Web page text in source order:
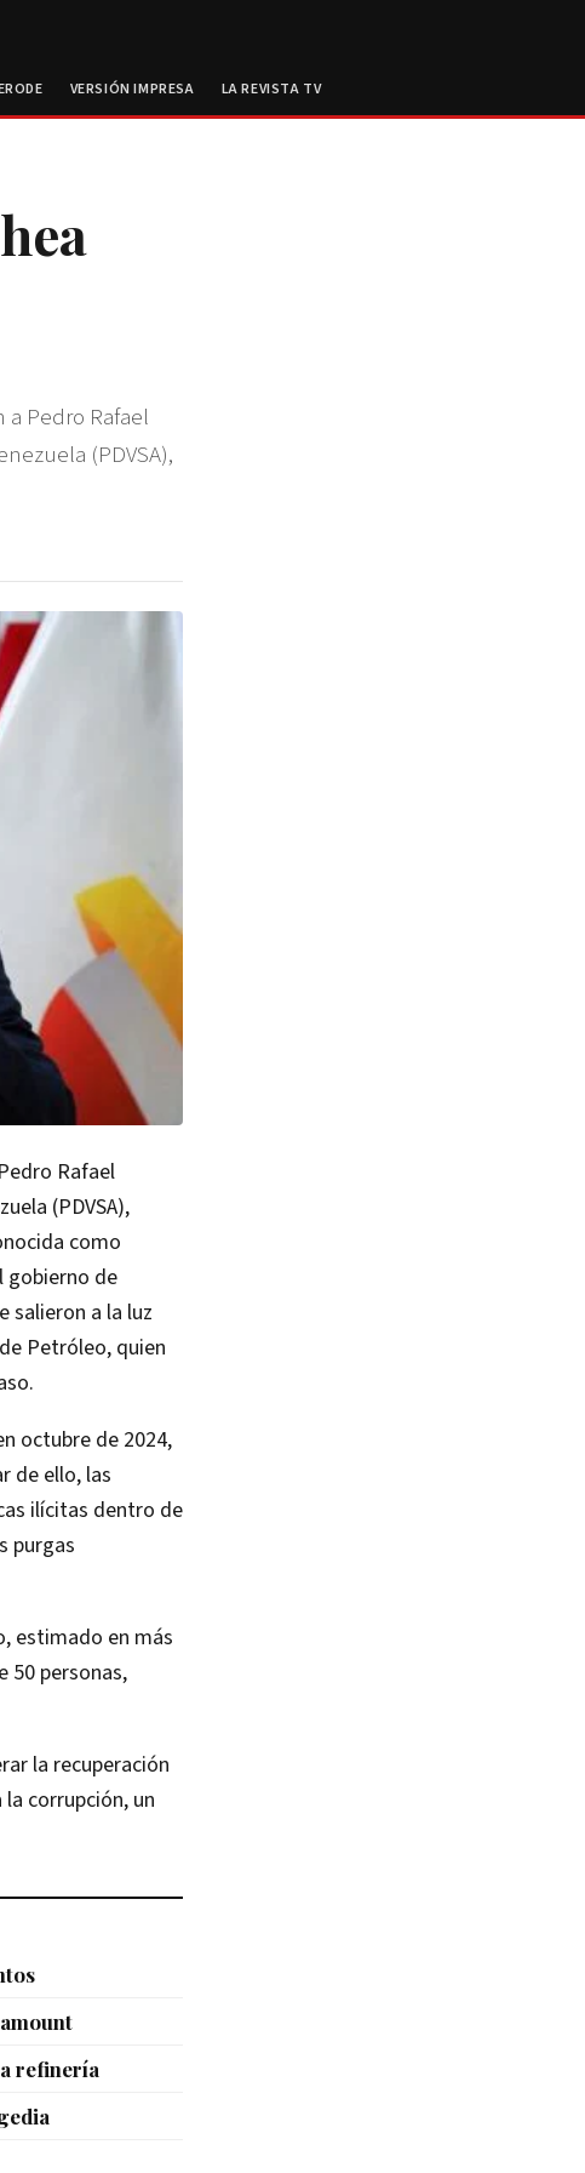
VERSIÓN IMPRESA LA REVISTA TV
Pedro Rafael
(PDVSA),
Rafael
(PDVSA),
como
gobierno de
salieron a la luz
Petróleo, quien
octubre de 2024,
de ello, las
ilícitas dentro de
purgas
estimado en más
50 personas,
la recuperación
corrupción, un
refinería